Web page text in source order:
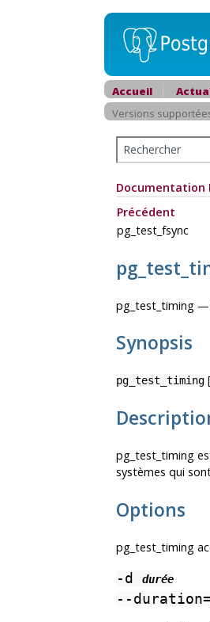
Accueil
Versions
Documentation
Précédent
pg_test_fsync
pg_test_timing —
Synopsis
pg_test_timing [
pg_test_timing
systèmes qui
Options
pg_test_timing
-d durée
--duration=